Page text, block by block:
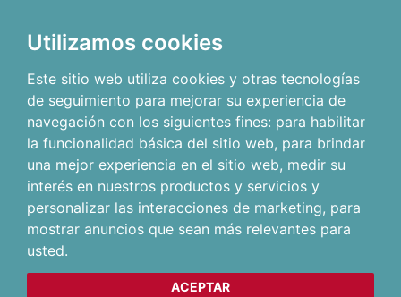
Utilizamos cookies
Este sitio web utiliza cookies y otras tecnologías
de seguimiento para mejorar su experiencia de
navegación con los siguientes fines: para habilitar
la funcionalidad básica del sitio web, para brindar
una mejor experiencia en el sitio web, medir su
interés en nuestros productos y servicios y
personalizar las interacciones de marketing, para
mostrar anuncios que sean más relevantes para
usted.
ACEPTAR